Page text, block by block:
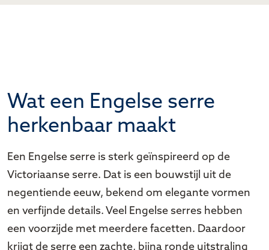
Wat een Engelse serre
herkenbaar maakt
Een Engelse serre is sterk geïnspireerd op de
Victoriaanse serre. Dat is een bouwstijl uit de
negentiende eeuw, bekend om elegante vormen
en verfijnde details. Veel Engelse serres hebben
een voorzijde met meerdere facetten. Daardoor
krijgt de serre een zachte, bijna ronde uitstraling